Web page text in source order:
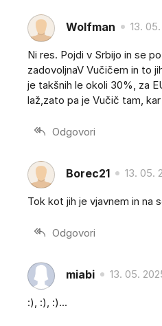
Wolfman 13.
Ni res. Pojdi v Srbijo in se
zadovoljnaV Vučičem in to
je takšnih le okoli 30%, za
laž,zato pa je Vučič tam,
Odgovori
Borec21 13. 05.
Tok kot jih je vjavnem in na
Odgovori
miabi 13. 05.
:), :), :)...